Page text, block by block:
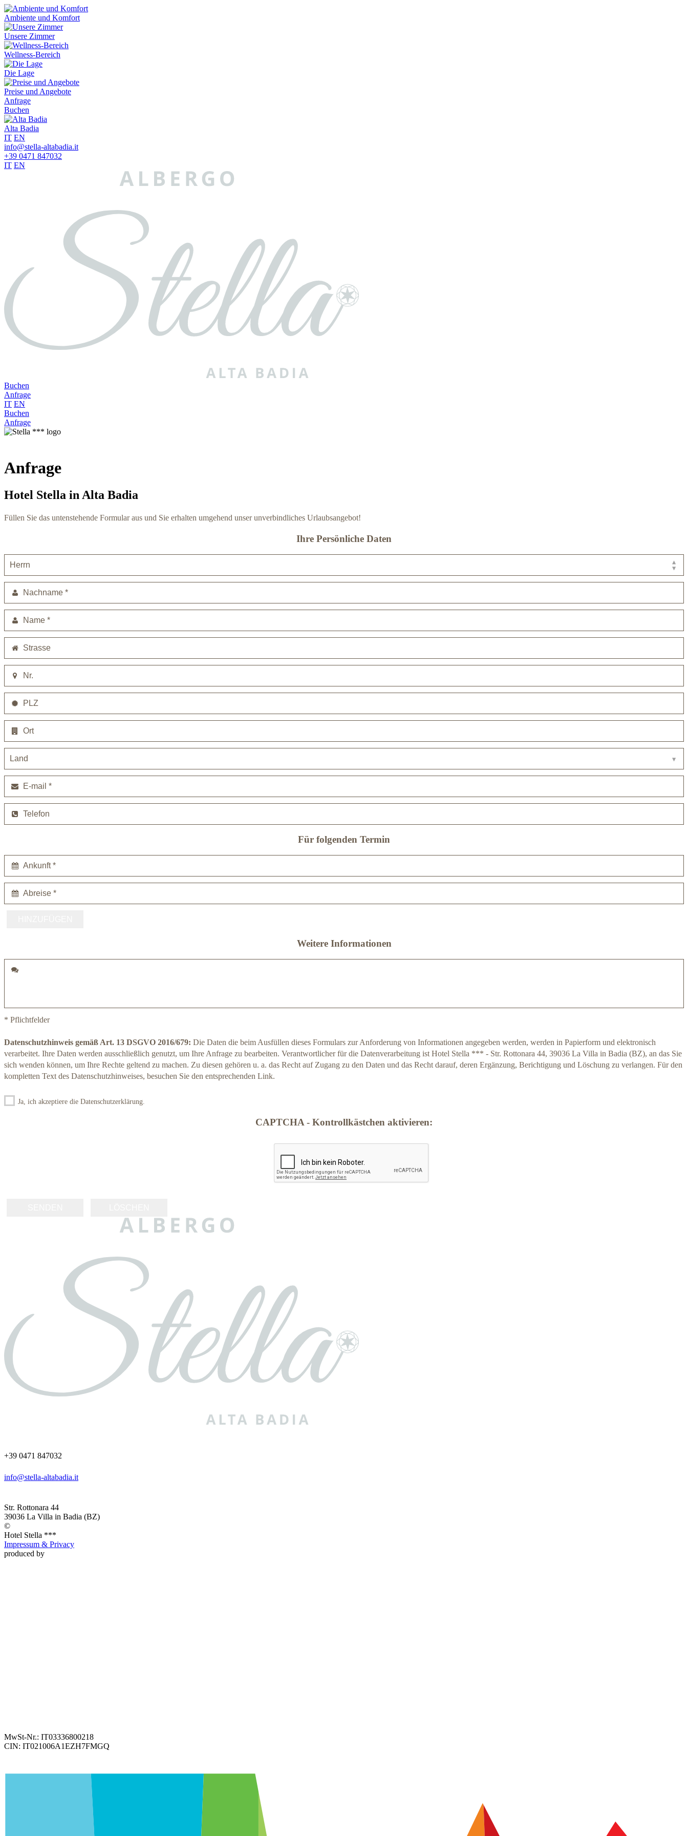
Ambiente und Komfort
Unsere Zimmer
Wellness-Bereich
Die Lage
Preise und Angebote
Anfrage
Buchen
Alta Badia
IT EN
info@stella-altabadia.it
+39 0471 847032
IT EN
Buchen
Anfrage
IT EN
Buchen
Anfrage
Anfrage
Hotel Stella in Alta Badia
Füllen Sie das untenstehende Formular aus und Sie erhalten umgehend unser unverbindliches Urlaubsangebot!
Ihre Persönliche Daten
Für folgenden Termin
Weitere Informationen
* Pflichtfelder
Datenschutzhinweis gemäß Art. 13 DSGVO 2016/679: Die Daten die beim Ausfüllen dieses Formulars zur Anforderung von Informationen angegeben werden, werden in Papierform und elektronisch
verarbeitet. Ihre Daten werden ausschließlich genutzt, um Ihre Anfrage zu bearbeiten. Verantwortlicher für die Datenverarbeitung ist Hotel Stella *** - Str. Rottonara 44, 39036 La Villa in Badia (BZ), an das Sie
sich wenden können, um Ihre Rechte geltend zu machen. Zu diesen gehören u. a. das Recht auf Zugang zu den Daten und das Recht darauf, deren Ergänzung, Berichtigung und Löschung zu verlangen. Für den
kompletten Text des Datenschutzhinweises, besuchen Sie den entsprechenden Link.
Ja, ich akzeptiere die Datenschutzerklärung.
CAPTCHA - Kontrollkästchen aktivieren:
+39 0471 847032
info@stella-altabadia.it
Str. Rottonara 44
39036 La Villa in Badia (BZ)
©
Hotel Stella ***
Impressum & Privacy
produced by
MwSt-Nr.: IT03336800218
CIN: IT021006A1EZH7FMGQ